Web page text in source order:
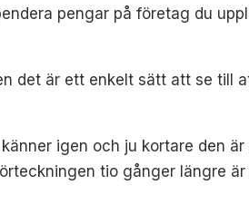
pengar på företag du
det är ett enkelt sätt att se till
igen och ju kortare den
tio gånger längre